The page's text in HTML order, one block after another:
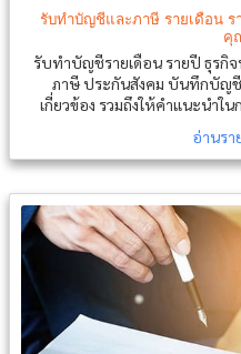
รับทำบัญชีและภาษี รายเดือน
คุ
รับทำบัญชีรายเดือน รายปี ธุร
ภาษี ประกันสังคม บันทึกบัญชี
เกี่ยวข้อง รวมถึงให้คำแนะนำใ
อ่านรา